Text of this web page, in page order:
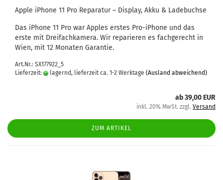
Apple iPho­ne 11 Pro Re­pa­ra­tur – Dis­play, Akku & La­de­buch­se
Das iPho­ne 11 Pro war App­les ers­tes Pro-​iPhone und das
erste mit Drei­fach­ka­me­ra. Wir re­pa­rie­ren es fach­ge­recht in
Wien, mit 12 Mo­na­ten Ga­ran­tie.
Art.Nr.: SX177922_5
Lieferzeit:
lagernd, lieferzeit ca. 1-2 Werktage (Ausland abweichend)
ab 39,00 EUR
inkl. 20% MwSt. zzgl. Versand
ZUM ARTIKEL